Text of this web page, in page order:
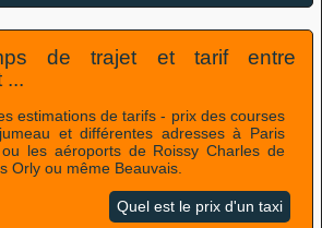
de trajet et tarif entre
...
estimations de tarifs - prix des courses
et différentes adresses à Paris
les aéroports de Roissy Charles de
Orly ou même Beauvais.
Quel est le prix d'un taxi